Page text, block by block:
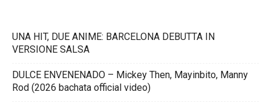
UNA HIT, DUE ANIME: BARCELONA DEBUTTA IN
VERSIONE SALSA
DULCE ENVENENADO – Mickey Then, Mayinbito, Manny
Rod (2026 bachata official video)